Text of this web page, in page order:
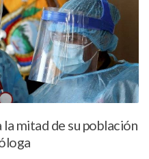
mitad de su población